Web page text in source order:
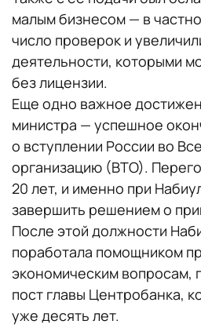
малым бизнесом — в
число проверок и
деятельности, которыми
без лицензии.
Еще одно важное
министра — успешное
о вступлении России во
организацию (ВТО).
20 лет, и именно при
завершить решением о
После этой должности
поработала помощником
экономическим вопросам,
пост главы Центробанка,
уже десять лет.